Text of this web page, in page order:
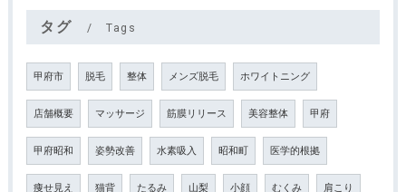
タグ Tags
甲府市 脱毛 整体 メンズ脱毛 ホワイトニング
店舗概要 マッサージ 筋膜リリース 美容整体 甲府
甲府昭和 姿勢改善 水素吸入 昭和町 医学的根拠
痩せ見え 猫背 たるみ 山梨 小顔 むくみ 肩こり